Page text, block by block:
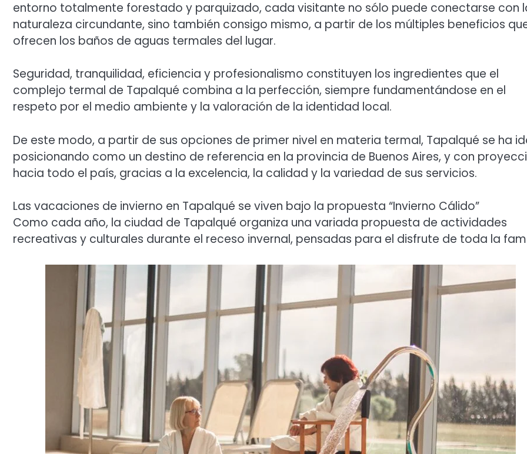
entorno totalmente forestado y parquizado, cada visitante no sólo puede conectarse con
naturaleza circundante, sino también consigo mismo, a partir de los múltiples beneficios
ofrecen los baños de aguas termales del lugar.
Seguridad, tranquilidad, eficiencia y profesionalismo constituyen los ingredientes que el
complejo termal de Tapalqué combina a la perfección, siempre fundamentándose en el
respeto por el medio ambiente y la valoración de la identidad local.
De este modo, a partir de sus opciones de primer nivel en materia termal, Tapalqué se ha
posicionando como un destino de referencia en la provincia de Buenos Aires, y con
hacia todo el país, gracias a la excelencia, la calidad y la variedad de sus servicios.
Las vacaciones de invierno en Tapalqué se viven bajo la propuesta “Invierno Cálido”
Como cada año, la ciudad de Tapalqué organiza una variada propuesta de actividades
recreativas y culturales durante el receso invernal, pensadas para el disfrute de toda la